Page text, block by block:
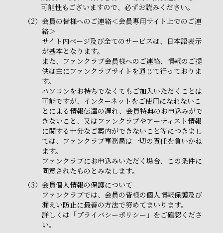
可能性もございますので、必ずお読みください。
（2） 会員の皆様へのご連絡＜会員専用サイト上でのご連
絡＞
サイト内ページ及び全てのサービスは、日本語表示
が基本となります。
また、ファンクラブ会員様へのご連絡、情報のご提
供は主にファンクラブサイトを通じて行っておりま
す。
パソコンをお持ちでなくてもご加入いただくことは
可能ですが、インターネットをご使用になれないこ
とによる情報伝達の遅れ、会員特典のお申込みがで
きないこと、又はファンクラブやアーティスト情報
に関する十分なご案内ができないこと等につきまし
ては、ファンクラブ事務局は一切の責任を負いかね
ます。
ファンクラブにお申込みいただく場合、この条件に
同意されたものとみなします。
（3） 会員個人情報の保護について
ファンクラブでは、会員の皆様の個人情報保護及び
漏えい防止に最善の方法で努めてまいります。
詳しくは「プライバシーポリシー」をご確認くださ
い。